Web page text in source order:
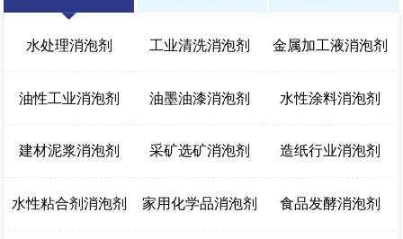
水处理消泡剂 工业清洗消泡剂 金属加工液消泡剂
油性工业消泡剂 油墨油漆消泡剂 水性涂料消泡剂
建材泥浆消泡剂 采矿选矿消泡剂 造纸行业消泡剂
水性粘合剂消泡剂 家用化学品消泡剂 食品发酵消泡剂